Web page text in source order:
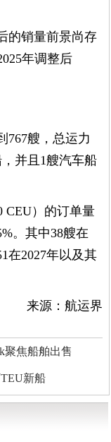
的销量前景尚存
年调整后
767艘，总运力
并且1艘汽车船
CEU）的订单量
。其中38艘在
在2027年以及其
来源：航运界
焦船舶出售
新船